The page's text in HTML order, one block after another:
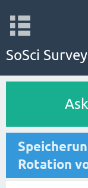
SoSci
Rotation